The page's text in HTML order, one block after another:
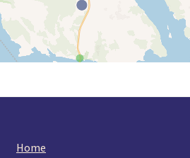
Home